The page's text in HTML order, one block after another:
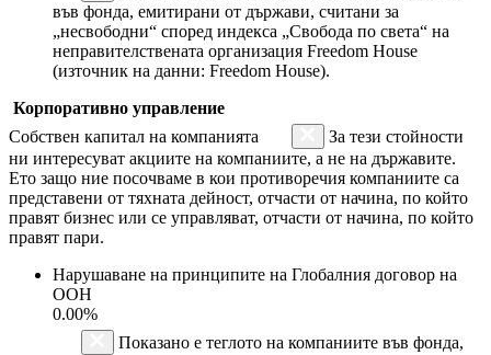
във фонда, емитирани от държави, считани за
„несвободни“ според индекса „Свобода по света“ на
неправителствената организация Freedom House
(източник на данни: Freedom House).
Корпоративно управление
Собствен капитал на компанията
За тези стойности
ни интересуват акциите на компаниите, а не на държавите.
Ето защо ние посочваме в кои противоречия компаниите са
представени от тяхната дейност, отчасти от начина, по който
правят бизнес или се управляват, отчасти от начина, по който
правят пари.
Нарушаване на принципите на Глобалния договор на
ООН
0.00%
Показано е теглото на компаниите във фонда,